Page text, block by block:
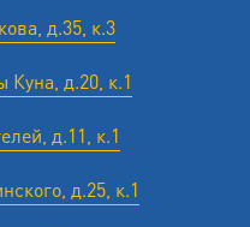
д.35, к.3
д.20, к.1
д.11, к.1
д.25, к.1